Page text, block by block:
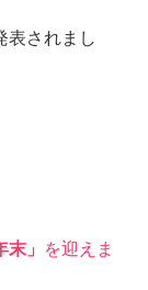
表されまし
」
を迎えま